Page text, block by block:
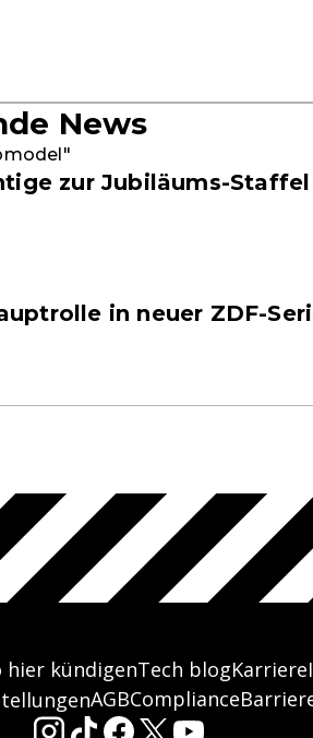
News
zur Jubiläums-Staffel
in neuer ZDF-
hier kündigenTech blogKarriere
AGBCompliance